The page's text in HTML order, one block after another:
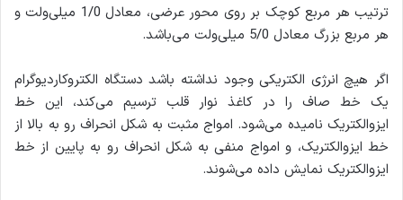
ترتیب هر مربع کوچک بر روی محور عرضی، معادل 1/0 میلی‌ولت و
هر مربع بزرگ معادل 5/0 میلی‌ولت می‌باشد.
اگر هیچ انرژی الکتریکی وجود نداشته باشد دستگاه الکتروکاردیوگرام
یک خط صاف را در کاغذ نوار قلب ترسیم می‌کند، این خط
ایزوالکتریک نامیده می‌شود. امواج مثبت به شکل انحراف رو به بالا از
خط ایزوالکتریک، و امواج منفی به شکل انحراف رو به پایین از خط
ایزوالکتریک نمایش داده می‌شوند.